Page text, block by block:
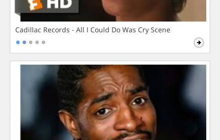
Cadillac Records - All I Could Do Was Cry Scene